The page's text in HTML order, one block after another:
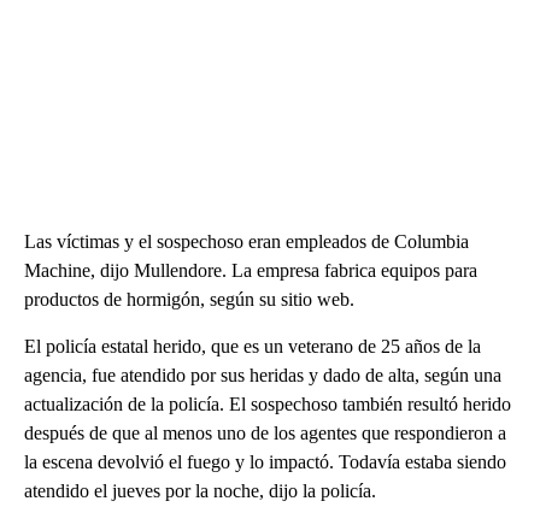
Las víctimas y el sospechoso eran empleados de Columbia
Machine, dijo Mullendore. La empresa fabrica equipos para
productos de hormigón, según su sitio web.
El policía estatal herido, que es un veterano de 25 años de la
agencia, fue atendido por sus heridas y dado de alta, según una
actualización de la policía. El sospechoso también resultó herido
después de que al menos uno de los agentes que respondieron a
la escena devolvió el fuego y lo impactó. Todavía estaba siendo
atendido el jueves por la noche, dijo la policía.